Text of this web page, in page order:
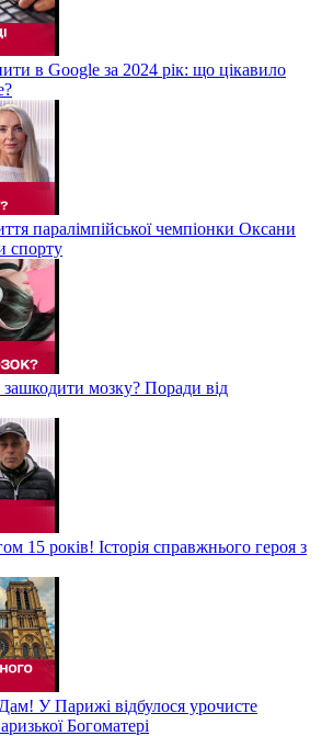
в Google за 2024 рік: що цікавило
паралімпійської чемпіонки Оксани
спорту
мозку? Поради від
15 років! Історія справжнього героя з
У Парижі відбулося урочисте
Богоматері